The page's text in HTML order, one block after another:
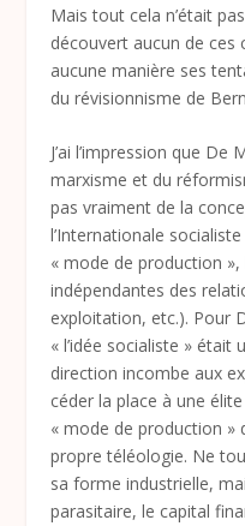
Mais tout cela n’était
découvert aucun de
aucune manière ses
du révisionnisme de
J’ai l’impression que
marxisme et du
pas vraiment de la
l’Internationale
« mode de production »,
indépendantes des
exploitation, etc.). Pour
« l’idée socialiste »
direction incombe aux
céder la place à une
« mode de production »
propre téléologie. Ne
sa forme industrielle,
parasitaire, le capital